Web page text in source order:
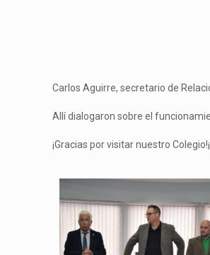
Carlos Aguirre, secretario de
Allí dialogaron sobre el
¡Gracias por visitar nuestro